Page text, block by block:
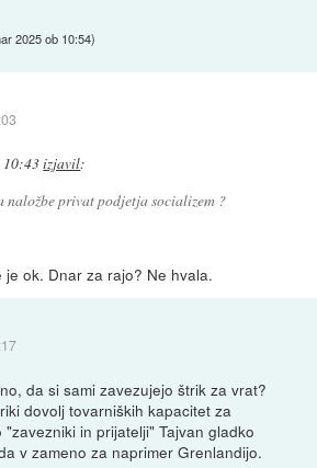
2025 ob 10:54)
10:43izjavil:
naložbe privat podjetja socializem ?
ok. Dnar za rajo? Ne hvala.
da si sami zavezujejo štrik za vrat?
dovolj tovarniških kapacitet za
in prijatelji" Tajvan gladko
v zameno za naprimer Grenlandijo.